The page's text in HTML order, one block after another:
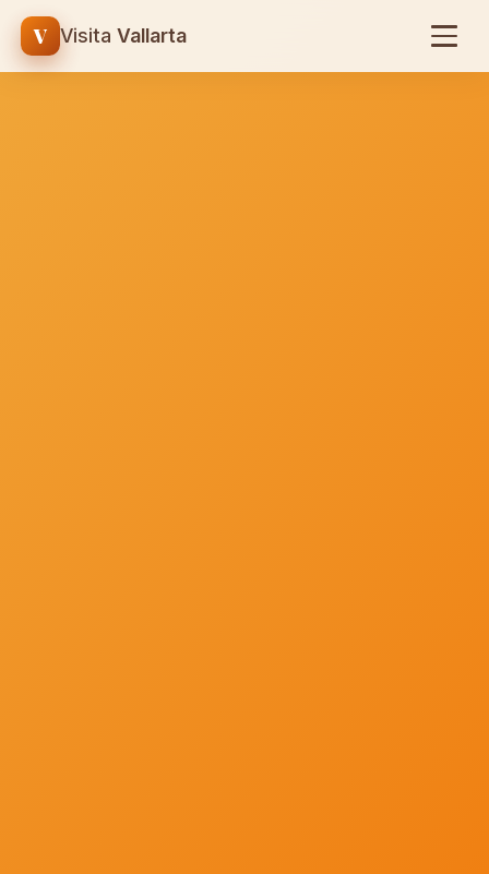
V VisitaVallarta